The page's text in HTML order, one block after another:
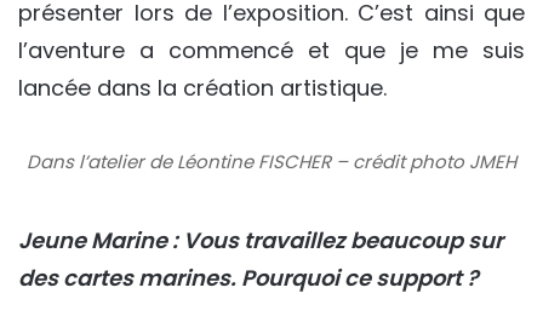
présenter lors de l’exposition. C’est ainsi que
l’aventure a commencé et que je me suis
lancée dans la création artistique.
Dans l’atelier de Léontine FISCHER – crédit photo JMEH
Jeune Marine : Vous travaillez beaucoup sur
des cartes marines. Pourquoi ce support ?